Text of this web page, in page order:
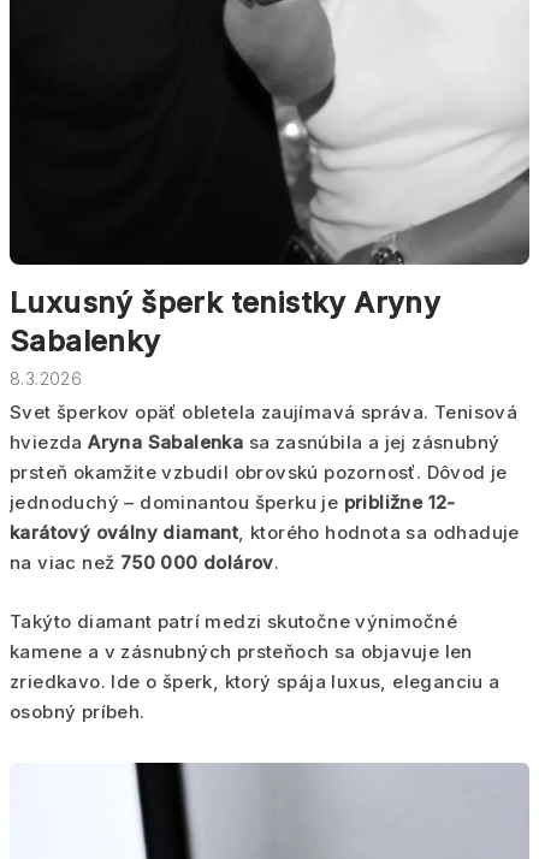
Luxusný šperk tenistky Aryny
Sabalenky
8.3.2026
Svet šperkov opäť obletela zaujímavá správa. Tenisová
hviezdaAryna Sabalenka sa zasnúbila a jej zásnubný
prsteň okamžite vzbudil obrovskú pozornosť. Dôvod je
jednoduchý – dominantou šperku je približne 12-
karátový oválny diamant, ktorého hodnota sa odhaduje
na viac než 750 000 dolárov.
Takýto diamant patrí medzi skutočne výnimočné
kamene a v zásnubných prsteňoch sa objavuje len
zriedkavo. Ide o šperk, ktorý spája luxus, eleganciu a
osobný príbeh.